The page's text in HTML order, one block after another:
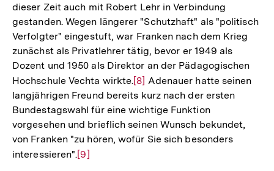
dieser Zeit auch mit Robert Lehr in Verbindung
gestanden. Wegen längerer "Schutzhaft" als "politisch
Verfolgter" eingestuft, war Franken nach dem Krieg
zunächst als Privatlehrer tätig, bevor er 1949 als
Dozent und 1950 als Direktor an der Pädagogischen
Hochschule Vechta wirkte.Zur
Auflösung
der
Fußnote
[8] Adenauer hatte seinen
langjährigen Freund bereits kurz nach der ersten
Bundestagswahl für eine wichtige Funktion
vorgesehen und brieflich seinen Wunsch bekundet,
von Franken "zu hören, wofür Sie sich besonders
interessieren".Zur
[9]